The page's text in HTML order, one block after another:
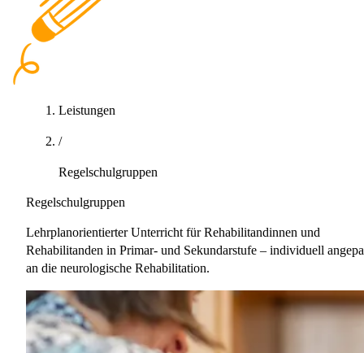
Leistungen
/
Regelschulgruppen
Regelschulgruppen
Lehrplanorientierter Unterricht für Rehabilitandinnen und
Rehabilitanden in Primar- und Sekundarstufe – individuell
an die neurologische Rehabilitation.